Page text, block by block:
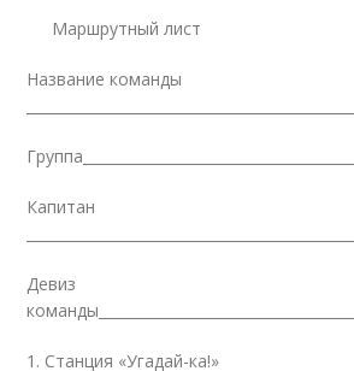
Маршрутный лист
Название команды
Капитан
Девиз
1. Станция «Угадай-ка!»